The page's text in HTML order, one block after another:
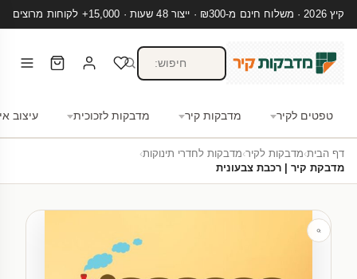
קיץ 2026 · משלוח חינם מ-₪300 · ייצור 48 שעות · 15,000+ לקוחות מרוצים
טפטים לקיר מדבקות קיר מדבקות לזכוכית עיצוב
דף הבית›מדבקות לקיר›מדבקות לחדרי תינוקות›
מדבקת קיר | רכבת צבעונית